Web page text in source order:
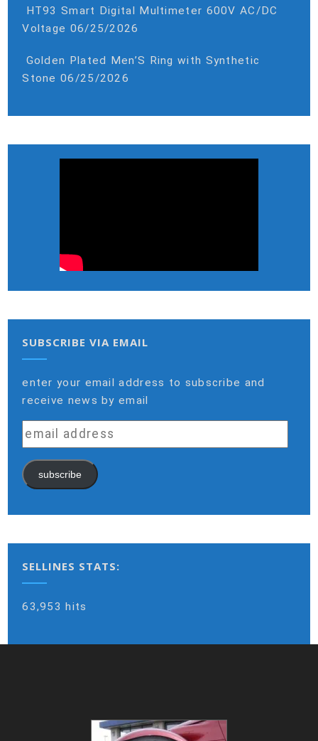
HT93 Smart Digital Multimeter 600V AC/DC
Voltage 06/25/2026
Golden Plated Men’S Ring with Synthetic
Stone 06/25/2026
SUBSCRIBE VIA EMAIL
enter your email address to subscribe and
receive news by email
email
address
subscribe
SELLINES STATS:
63,953 hits